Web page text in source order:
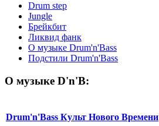
Drum step
Jungle
Брейкбит
Ликвид фанк
О музыке Drum'n'Bass
Подстили Drum'n'Bass
О музыке D'n'B:
Drum'n'Bass Культ Нового Времени